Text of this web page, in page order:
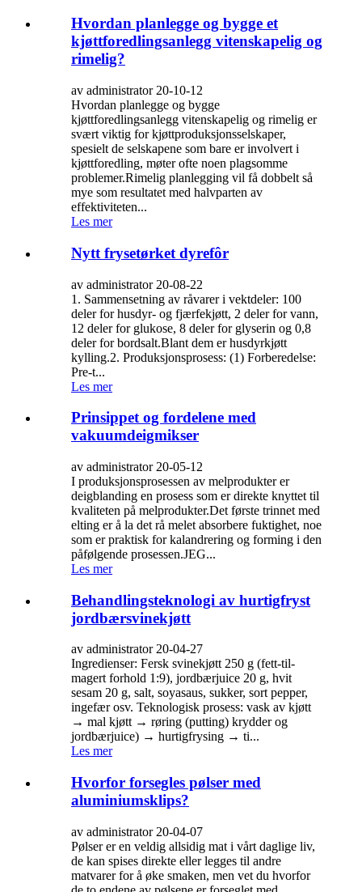
Hvordan planlegge og bygge et
kjøttforedlingsanlegg vitenskapelig og
rimelig?
av administrator 20-10-12
Hvordan planlegge og bygge
kjøttforedlingsanlegg vitenskapelig og rimelig er
svært viktig for kjøttproduksjonsselskaper,
spesielt de selskapene som bare er involvert i
kjøttforedling, møter ofte noen plagsomme
problemer.Rimelig planlegging vil få dobbelt så
mye som resultatet med halvparten av
effektiviteten...
Les mer
Nytt frysetørket dyrefôr
av administrator 20-08-22
1. Sammensetning av råvarer i vektdeler: 100
deler for husdyr- og fjærfekjøtt, 2 deler for vann,
12 deler for glukose, 8 deler for glyserin og 0,8
deler for bordsalt.Blant dem er husdyrkjøtt
kylling.2. Produksjonsprosess: (1) Forberedelse:
Pre-t...
Les mer
Prinsippet og fordelene med
vakuumdeigmikser
av administrator 20-05-12
I produksjonsprosessen av melprodukter er
deigblanding en prosess som er direkte knyttet til
kvaliteten på melprodukter.Det første trinnet med
elting er å la det rå melet absorbere fuktighet, noe
som er praktisk for kalandrering og forming i den
påfølgende prosessen.JEG...
Les mer
Behandlingsteknologi av hurtigfryst
jordbærsvinekjøtt
av administrator 20-04-27
Ingredienser: Fersk svinekjøtt 250 g (fett-til-
magert forhold 1:9), jordbærjuice 20 g, hvit
sesam 20 g, salt, soyasaus, sukker, sort pepper,
ingefær osv. Teknologisk prosess: vask av kjøtt
→ mal kjøtt → røring (putting) krydder og
jordbærjuice) → hurtigfrysing → ti...
Les mer
Hvorfor forsegles pølser med
aluminiumsklips?
av administrator 20-04-07
Pølser er en veldig allsidig mat i vårt daglige liv,
de kan spises direkte eller legges til andre
matvarer for å øke smaken, men vet du hvorfor